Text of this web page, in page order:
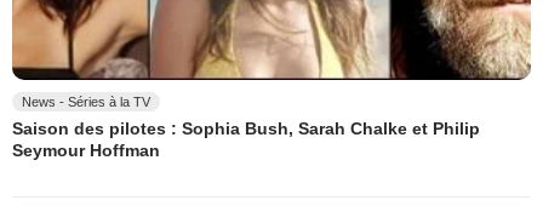
News - Séries à la TV
Saison des pilotes : Sophia Bush, Sarah Chalke et Philip
Seymour Hoffman